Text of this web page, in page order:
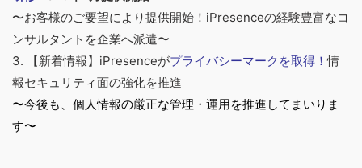
〜お客様のご要望により提供開始！iPresenceの経験豊富なコ
ンサルタントを企業へ派遣〜
3. 【新着情報】iPresenceがプライバシーマークを取得！情
報セキュリティ面の強化を推進
〜今後も、個人情報の厳正な管理・運用を推進してまいりま
す〜